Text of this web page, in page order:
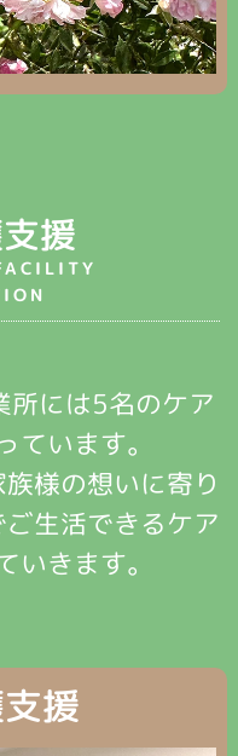
援
所には5名のケア
ています。
様の想いに寄り
生活できるケア
いきます。
援